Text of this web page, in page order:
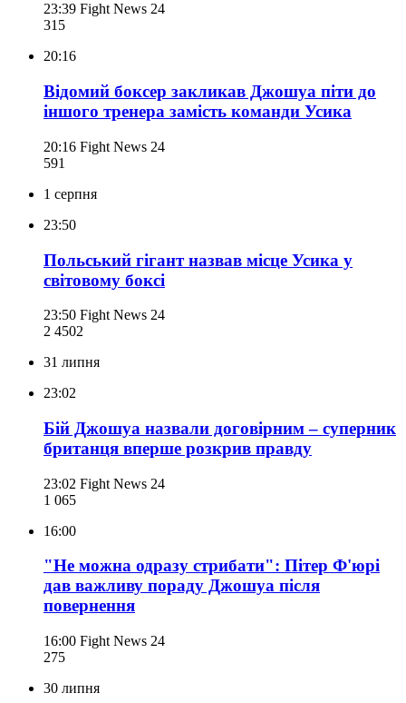
23:39 Fight News 24
315
20:16
Відомий боксер закликав Джошуа піти до
іншого тренера замість команди Усика
20:16 Fight News 24
591
1 серпня
23:50
Польський гігант назвав місце Усика у
світовому боксі
23:50 Fight News 24
2 4502
31 липня
23:02
Бій Джошуа назвали договірним – суперник
британця вперше розкрив правду
23:02 Fight News 24
1 065
16:00
"Не можна одразу стрибати": Пітер Ф'юрі
дав важливу пораду Джошуа після
повернення
16:00 Fight News 24
275
30 липня